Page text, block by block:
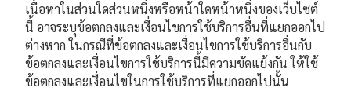
เนื้อหาในส่วนใดส่วนหนึ่งหรือหน้าใดหน้าหนึ่งของเว็บไซต์
นี้ อาจระบุข้อตกลงและเงื่อนไขการใช้บริการอื่นที่แยกออกไป
ต่างหาก ในกรณีที่ข้อตกลงและเงื่อนไขการใช้บริการอื่นกับ
ข้อตกลงและเงื่อนไขการใช้บริการนี้มีความขัดแย้งกัน ให้ใช้
ข้อตกลงและเงื่อนไขในการใช้บริการที่แยกออกไปนั้น